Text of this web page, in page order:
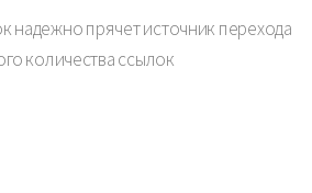
надежно прячет источник перехода
количества ссылок